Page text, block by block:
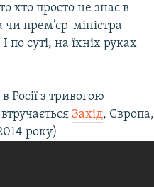
хто просто не знає в
чи прем’єр-міністра
суті, на їхніх руках
Росії з тривогою
Захід, Європа,
року)